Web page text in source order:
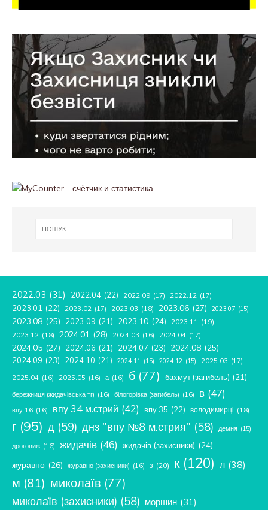
2022.03 (31) 2022.04 (22) 2022.09 (17) 2022.12 (17)
2023.01 (22) 2023.02 (17) 2023.03 (18) 2023.06 (27) 2023.07 (15)
2023.08 (25) 2023.09 (21) 2023.10 (24) 2023.11 (19)
2023.12 (18) 2024.01 (28) 2024.03 (16) 2024.04 (17)
2024.05 (27) 2024.06 (21) 2024.07 (23) 2024.08 (25)
2024.09 (23) 2024.10 (21) 2024.11 (15) 2024.12 (15) 2025.03 (17)
2025.04 (16) 2025.05 (16) а (16) б (77) бахмут (загибель) (21)
бережниця (жидачівська тг) (16) білогорівка (загибель) (16) в (47)
впу 16 (16) впу 34 м.стрий (42) впу 35 (22) володимирці (18)
г (95) д (59) днз "впу №8 м.стрия" (58) демня (15)
дроговиж (16) жидачів (46) жидачів (захисники) (24)
журавно (26) журавно (захисники) (16) з (20) к (120) л (38)
м (81) миколаїв (77)
миколаїв (захисники) (58) моршин (31)